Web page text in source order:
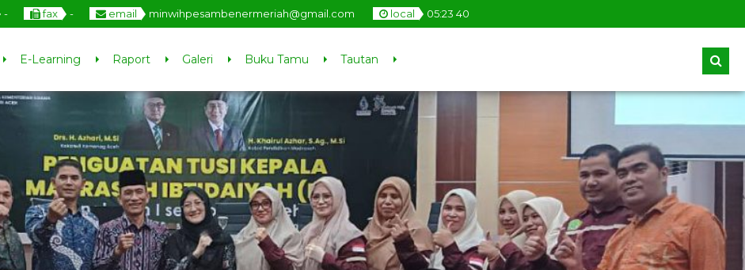
- fax - email minwihpesambenermeriah@gmail.com local 05:23 41
E-Learning Raport Galeri Buku Tamu Tautan